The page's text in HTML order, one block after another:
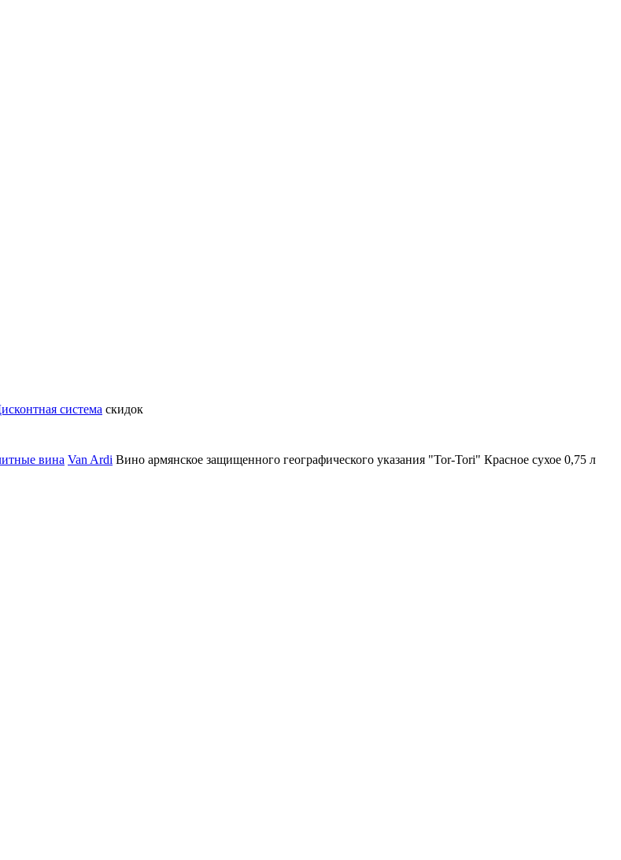
система скидок
вина Van Ardi Вино армянское защищенного географического указания "Tor-Tori" Красное сухое 0,75 л